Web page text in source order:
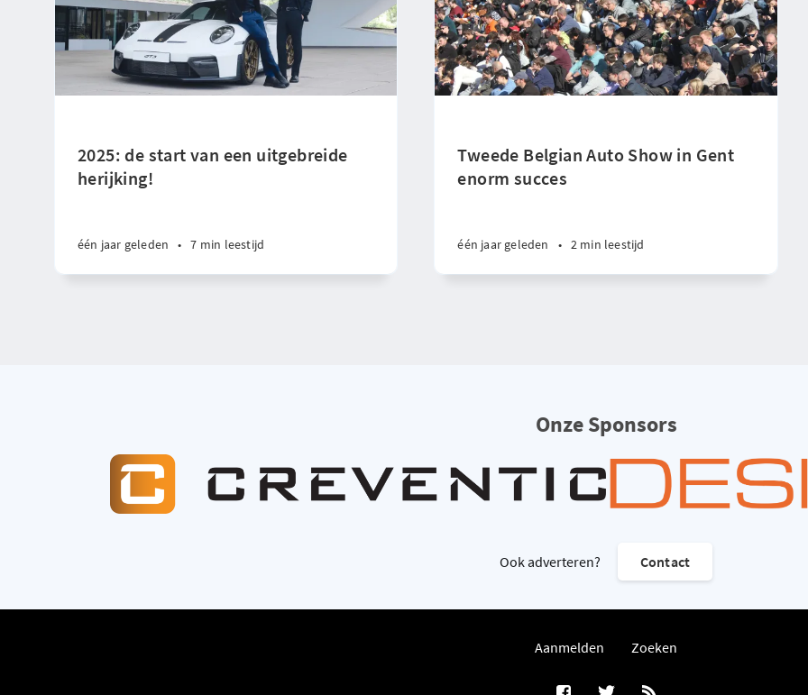
2025: de start van een uitgebreide
herijking!
één jaar geleden • 7 min leestijd
Tweede Belgian Auto Show in Gent
enorm succes
één jaar geleden • 2 min leestijd
Onze Sponsors
Ook adverteren? Contact
Aanmelden Zoeken